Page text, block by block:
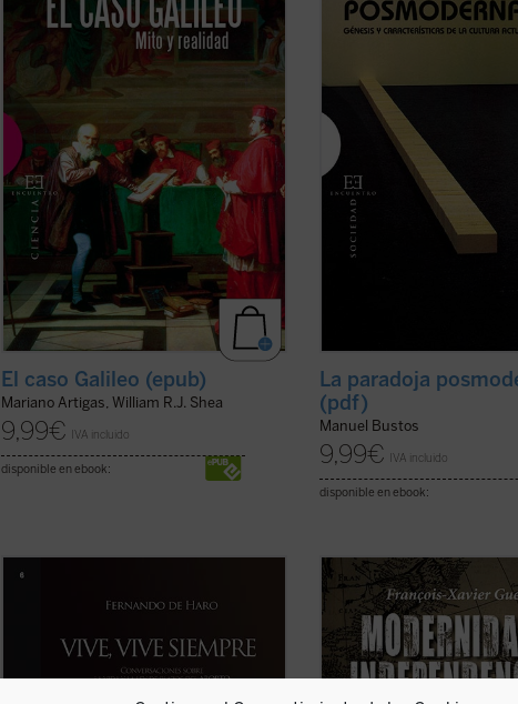
Historiadores, filósofos, novelistas,
dramaturgos, periodistas religiosos y
científicos se han aproximado a él
acentuando un ...
El caso Galileo (epub)
Mariano Artigas, William R.J. Shea
9,99€ IVA incluido
disponible en ebook:
alumbraron la cultura
cuajaron en la Ilustración,
La paradoja
(pdf)
Manuel Bustos
9,99€ IVA incluido
disponible en ebook:
para recuperar la evidencia del valor de
del aborto. Ni los más terribles horrores
del siglo XX fueron capaces de apagar en
A partir de 1808, se abre en
mundo hispánico una época
profundas transformaciones.
comienza la revolución
América el proceso que